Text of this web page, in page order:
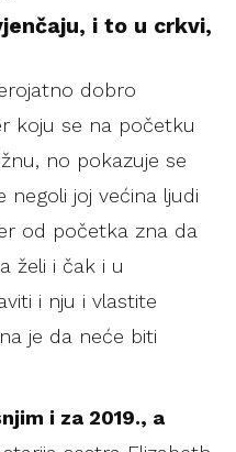
i to u crkvi,
dobro
koju se na početku
no pokazuje se
negoli joj većina ljudi
od početka zna da
želi i čak i u
i nju i vlastite
je da neće biti
i za 2019., a